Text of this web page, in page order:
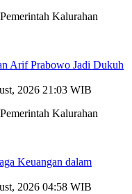
Kalurahan
Arif Prabowo Jadi Dukuh
2026 21:03 WIB
Kalurahan
Keuangan dalam
2026 04:58 WIB